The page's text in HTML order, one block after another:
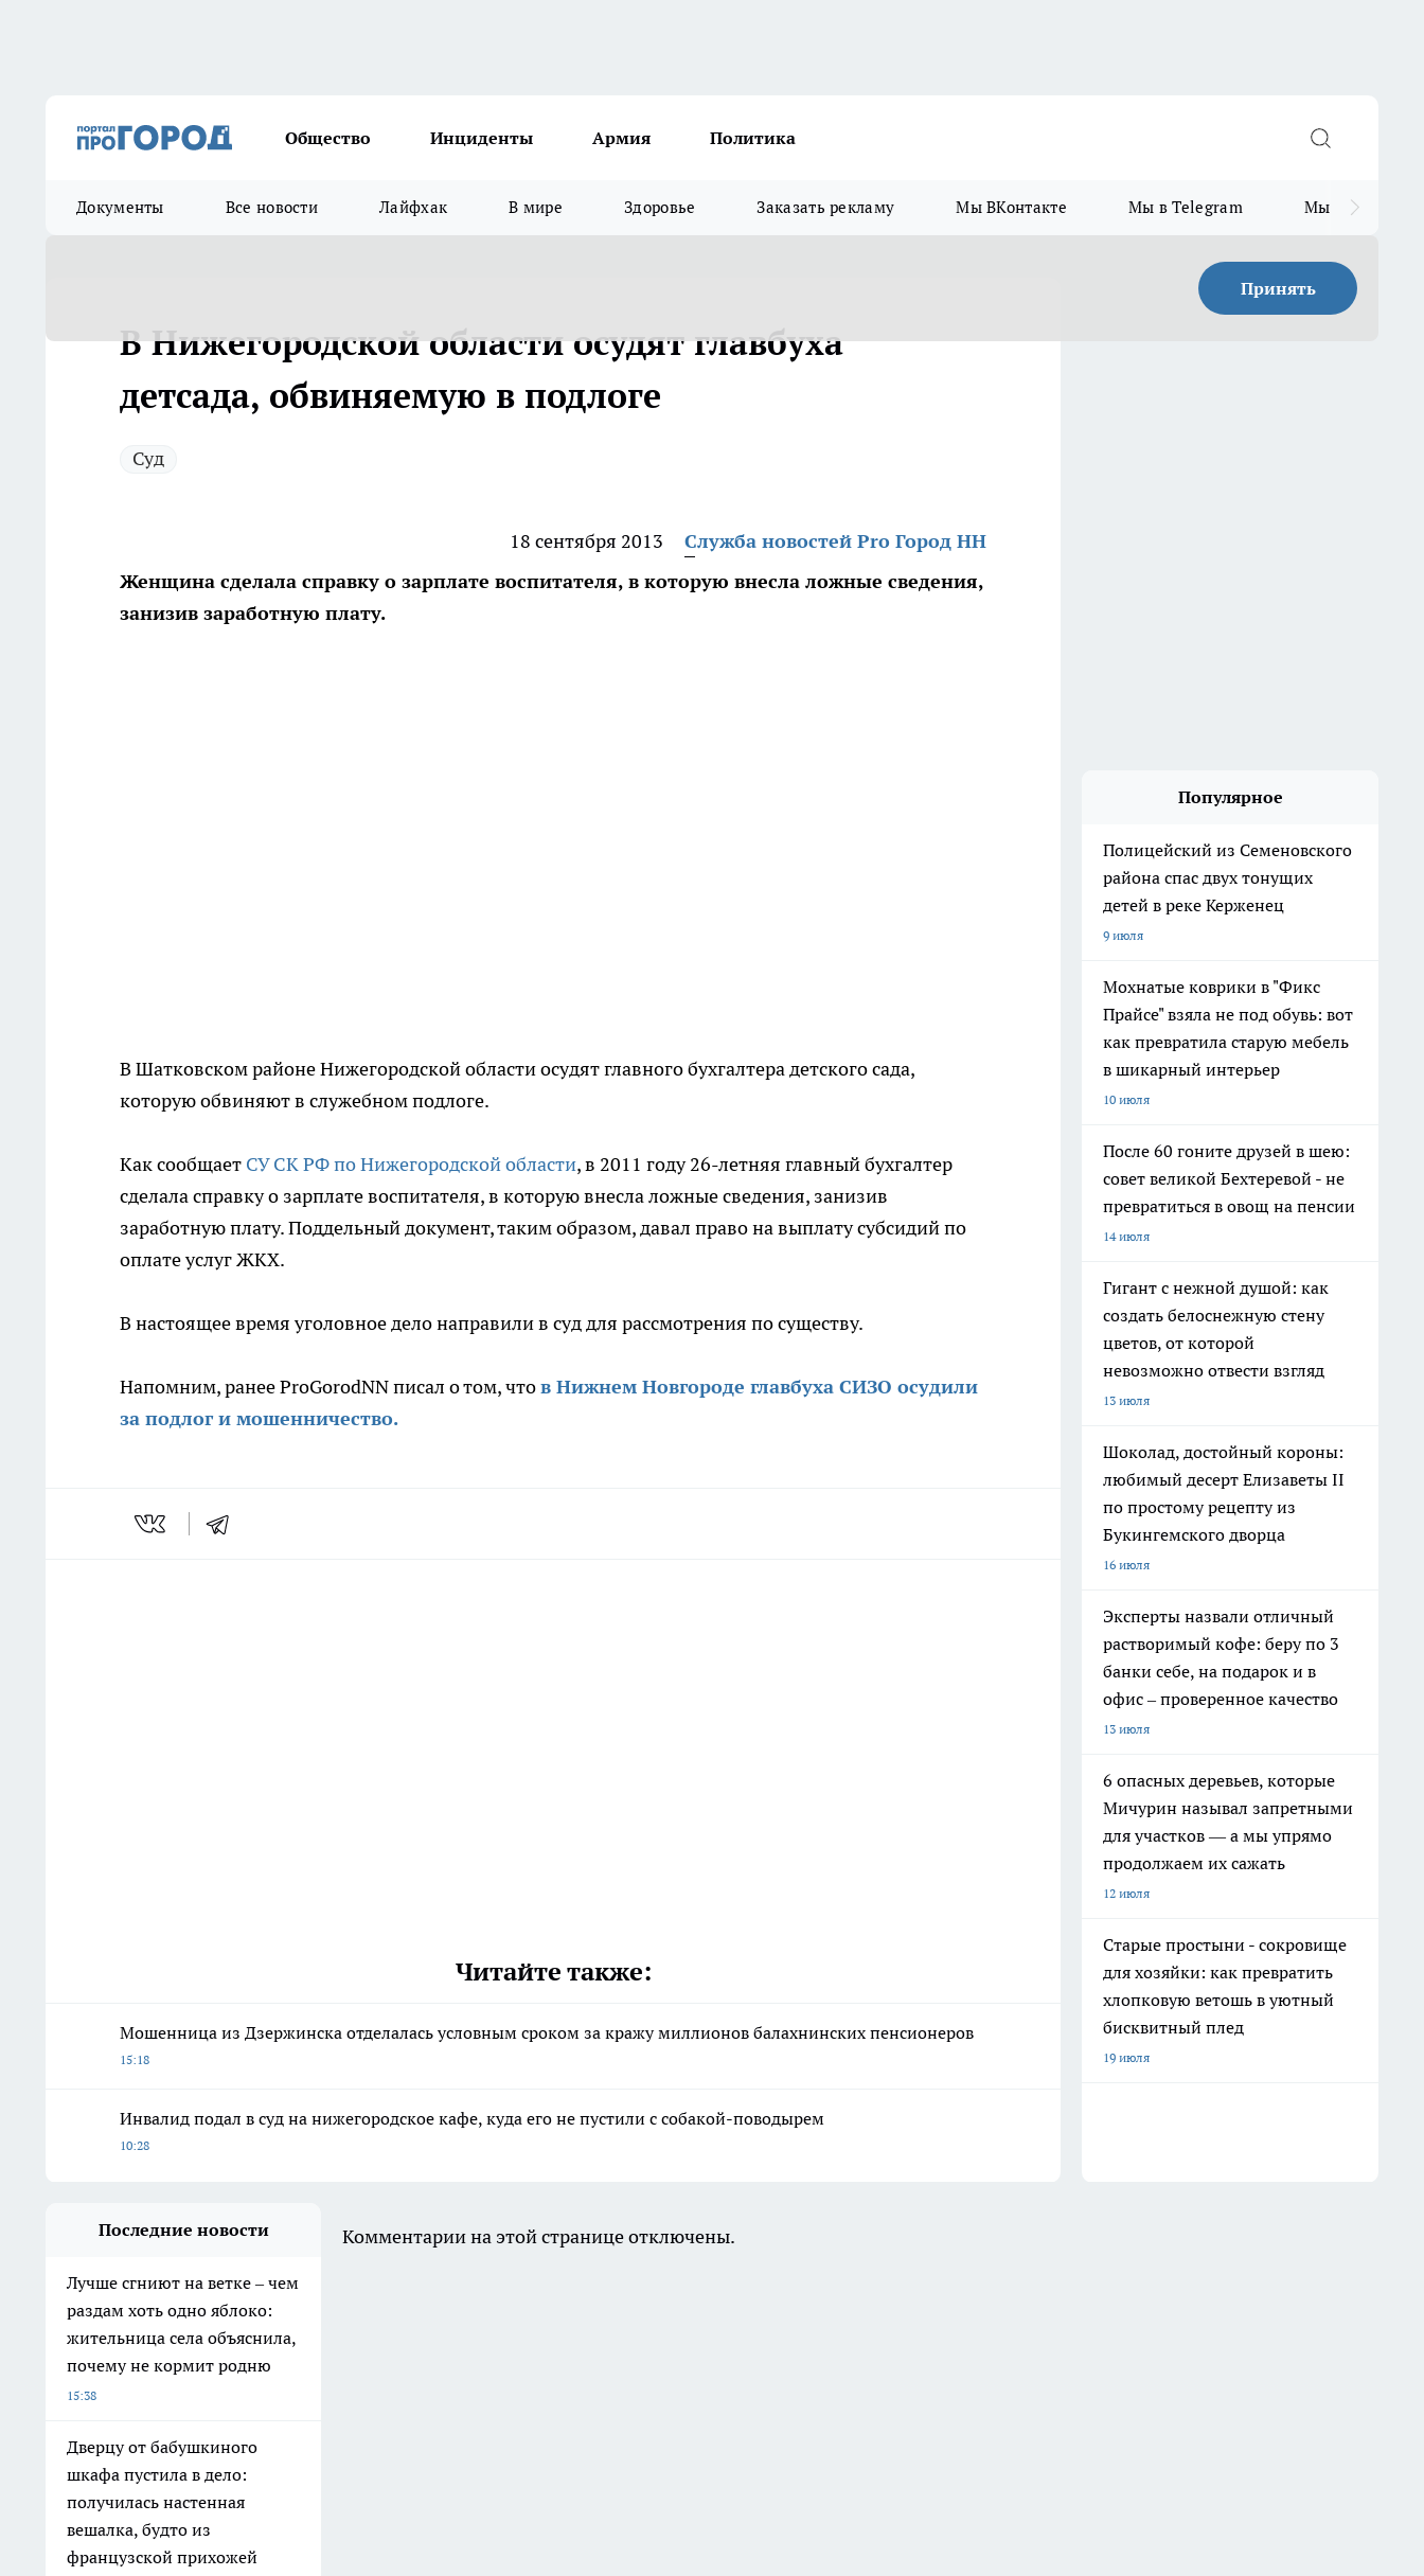
Общество Инциденты Армия Политика
Документы Все новости Лайфхак В мире Здоровье Заказать рекламу Мы ВКонтакте Мы в Telegram Мы в MAX
Принять
В Нижегородской области осудят главбуха
детсада, обвиняемую в подлоге
Суд
18 сентября 2013
Служба новостей Pro Город НН
Женщина сделала справку о зарплате воспитателя, в которую внесла ложные сведения,
занизив заработную плату.
В Шатковском районе Нижегородской области осудят главного бухгалтера детского сада,
которую обвиняют в служебном подлоге.
Как сообщает СУ СК РФ по Нижегородской области, в 2011 году 26-летняя главный бухгалтер
сделала справку о зарплате воспитателя, в которую внесла ложные сведения, занизив
заработную плату. Поддельный документ, таким образом, давал право на выплату субсидий по
оплате услуг ЖКХ.
В настоящее время уголовное дело направили в суд для рассмотрения по существу.
Напомним, ранее ProGorodNN писал о том, чтов Нижнем Новгороде главбуха СИЗО осудили
за подлог и мошенничество.
Читайте также:
Мошенница из Дзержинска отделалась условным сроком за кражу миллионов балахнинских пенсионеров
15:18
Инвалид подал в суд на нижегородское кафе, куда его не пустили с собакой-поводырем
10:28
Популярное
Полицейский из Семеновского
района спас двух тонущих
детей в реке Керженец
9 июля
Мохнатые коврики в "Фикс
Прайсе" взяла не под обувь: вот
как превратила старую мебель
в шикарный интерьер
10 июля
После 60 гоните друзей в шею:
совет великой Бехтеревой - не
превратиться в овощ на пенсии
14 июля
Гигант с нежной душой: как
создать белоснежную стену
цветов, от которой
невозможно отвести взгляд
13 июля
Шоколад, достойный короны:
любимый десерт Елизаветы II
по простому рецепту из
Букингемского дворца
16 июля
Эксперты назвали отличный
растворимый кофе: беру по 3
банки себе, на подарок и в
офис – проверенное качество
13 июля
6 опасных деревьев, которые
Мичурин называл запретными
для участков — а мы упрямо
продолжаем их сажать
12 июля
Старые простыни - сокровище
для хозяйки: как превратить
хлопковую ветошь в уютный
бисквитный плед
19 июля
Последние новости
Лучше сгниют на ветке – чем
раздам хоть одно яблоко:
жительница села объяснила,
почему не кормит родню
15:38
Дверцу от бабушкиного
шкафа пустила в дело:
получилась настенная
вешалка, будто из
французской прихожей
Комментарии на этой странице отключены.